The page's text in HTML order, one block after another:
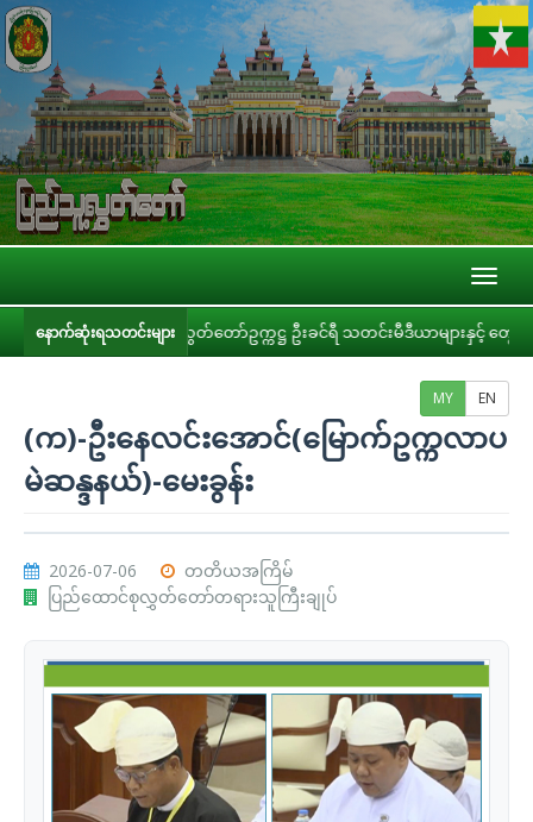
နောက်ဆုံးရသတင်းများ
ပြည်သူ့လွှတ်တော်ဥက္ကဋ္ဌ ဦးခင်ရီ သတင်းမီဒီယာများနှင့် တွေ့ဆုံ ပြည်သူ့
MY EN
(က)-ဦးနေလင်းအောင်(မြောက်ဥက္ကလာပ
မဲဆန္ဒနယ်)-မေးခွန်း
2026-07-06
တတိယအကြိမ်
ပြည်ထောင်စုလွှတ်တော်တရားသူကြီးချုပ်